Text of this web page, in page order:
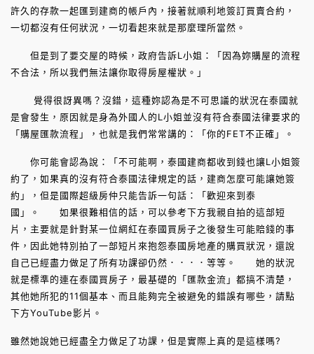
許久的存款一起匯到建商的帳戶內，接著就順利地簽訂買賣合約，
一切都沒有任何狀況，一切看起來就是那麼理所當然。
但是到了要交屋的時候，政府告訴L小姐：「因為妳購屋的流程
不合法，所以我們無法讓你取得房屋權狀。」
覺得很訝異嗎？沒錯，這種妳認為是不可思議的狀況在泰國就
是會發生，原因就是身為外國人的L小姐並沒有符合泰國法律要求的
「購屋匯款流程」，也就是我們常常講的：「你的FET不正確」。
你可能會認為說：「不可能啊，泰國建商都收到錢也讓L小姐簽
約了，如果真的沒有符合泰國法律規定的話，建商怎麼可能讓她簽
約」，但是國際超級房仲只能告訴一句話：「歡迎來到泰
國」。 如果很難相信的話，可以參考下方我親自拍的這部短
片，主要就是針對某一位網紅在泰國買房子之後發生可能賠錢的事
件，因此她特別拍了一部短片來抱怨泰國房地產的購買狀況，還說
自己已經盡力做足了所有功課卻仍然．．．．等等。 她的狀況
就是標準的連在泰國買房子，最基礎的「匯款金流」都搞不清楚，
其他她所犯的11個基本、而且能夠完全被避免的錯誤有哪些，請點
下方YouTube影片。
雖然她說她已經盡全力做足了功課，但是實際上真的是這樣嗎?